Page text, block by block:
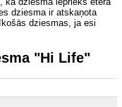
dziesma ir atskaņota
dziesmas, ja esi
"Hi Life"